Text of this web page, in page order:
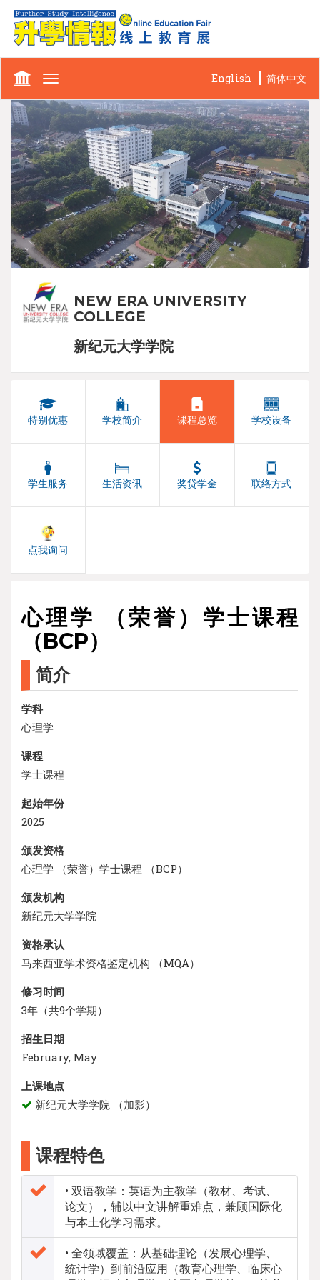
Toggle
English 简体中文
NEW ERA UNIVERSITY
COLLEGE
新纪元大学学院
特别优惠 学校简介 课程总览 学校设备
学生服务 生活资讯 奖贷学金 联络方式
点我询问
心理学 （荣誉）学士课程
（BCP）
简介
学科
心理学
课程
学士课程
起始年份
2025
颁发资格
心理学 （荣誉）学士课程 （BCP）
颁发机构
新纪元大学学院
资格承认
马来西亚学术资格鉴定机构 （MQA）
修习时间
3年（共9个学期）
招生日期
February, May
上课地点
新纪元大学学院 （加影）
课程特色
• 双语教学：英语为主教学（教材、考试、
论文），辅以中文讲解重难点，兼顾国际化
与本土化学习需求。
• 全领域覆盖：从基础理论（发展心理学、
统计学）到前沿应用（教育心理学、临床心